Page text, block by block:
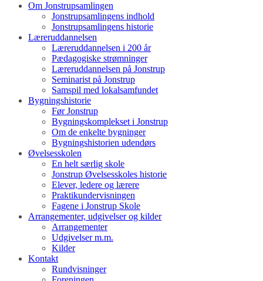
Om Jonstrupsamlingen
Jonstrupsamlingens indhold
Jonstrupsamlingens historie
Læreruddannelsen
Læreruddannelsen i 200 år
Pædagogiske strømninger
Læreruddannelsen på Jonstrup
Seminarist på Jonstrup
Samspil med lokalsamfundet
Bygningshistorie
Før Jonstrup
Bygningskomplekset i Jonstrup
Om de enkelte bygninger
Bygningshistorien udendørs
Øvelsesskolen
En helt særlig skole
Jonstrup Øvelsesskoles historie
Elever, ledere og lærere
Praktikundervisningen
Fagene i Jonstrup Skole
Arrangementer, udgivelser og kilder
Arrangementer
Udgivelser m.m.
Kilder
Kontakt
Rundvisninger